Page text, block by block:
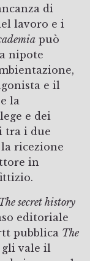
di
lavoro e i
può
nipote
e il
la
e dei
tra i due
ricezione
in
secret history
editoriale
pubblica The
gli vale il